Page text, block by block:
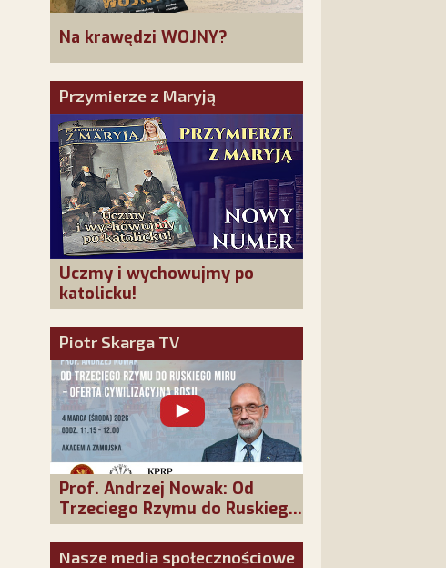
Na krawędzi WOJNY?
Przymierze z Maryją
Uczmy i wychowujmy po
katolicku!
Piotr Skarga TV
Prof. Andrzej Nowak: Od
Trzeciego Rzymu do Ruskiego
Miru - oferta cywilizacyjna
Rosji
Nasze media społecznościowe